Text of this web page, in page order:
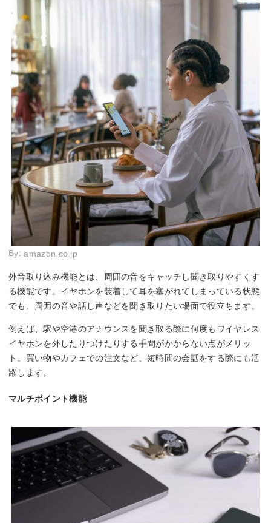
By:amazon.co.jp
外音取り込み機能とは、周囲の音をキャッチし聞き取りやすくす
る機能です。イヤホンを装着して耳を塞がれてしまっている状態
でも、周囲の音や話し声などを聞き取りたい場面で役立ちます。
例えば、駅や空港のアナウンスを聞き取る際に何度もワイヤレス
イヤホンを外したりつけたりする手間がかからない点がメリッ
ト。買い物やカフェでの注文など、短時間の会話をする際にも活
躍します。
マルチポイント機能